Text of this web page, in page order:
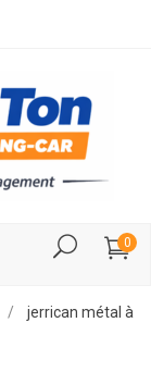
0
jerrican métal à